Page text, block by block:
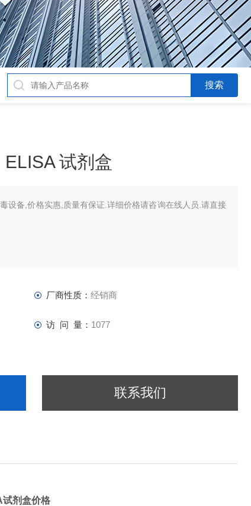
试剂盒
设备,价格实惠,质量有保证.详细价格请咨询在线人员.请直接
厂商性质： 经销商
访 问 量： 1077
联系我们
剂盒价格